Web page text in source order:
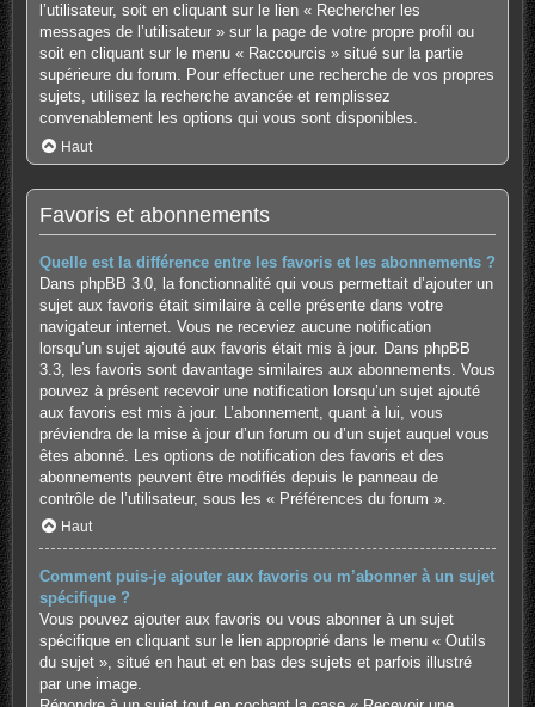
l’utilisateur, soit en cliquant sur le lien « Rechercher les
messages de l’utilisateur » sur la page de votre propre profil ou
soit en cliquant sur le menu « Raccourcis » situé sur la partie
supérieure du forum. Pour effectuer une recherche de vos propres
sujets, utilisez la recherche avancée et remplissez
convenablement les options qui vous sont disponibles.
Haut
Favoris et abonnements
Quelle est la différence entre les favoris et les abonnements ?
Dans phpBB 3.0, la fonctionnalité qui vous permettait d’ajouter un
sujet aux favoris était similaire à celle présente dans votre
navigateur internet. Vous ne receviez aucune notification
lorsqu’un sujet ajouté aux favoris était mis à jour. Dans phpBB
3.3, les favoris sont davantage similaires aux abonnements. Vous
pouvez à présent recevoir une notification lorsqu’un sujet ajouté
aux favoris est mis à jour. L’abonnement, quant à lui, vous
préviendra de la mise à jour d’un forum ou d’un sujet auquel vous
êtes abonné. Les options de notification des favoris et des
abonnements peuvent être modifiés depuis le panneau de
contrôle de l’utilisateur, sous les « Préférences du forum ».
Haut
Comment puis-je ajouter aux favoris ou m’abonner à un sujet
spécifique ?
Vous pouvez ajouter aux favoris ou vous abonner à un sujet
spécifique en cliquant sur le lien approprié dans le menu « Outils
du sujet », situé en haut et en bas des sujets et parfois illustré
par une image.